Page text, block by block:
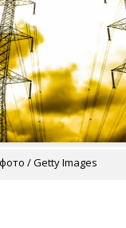
/ Getty Images